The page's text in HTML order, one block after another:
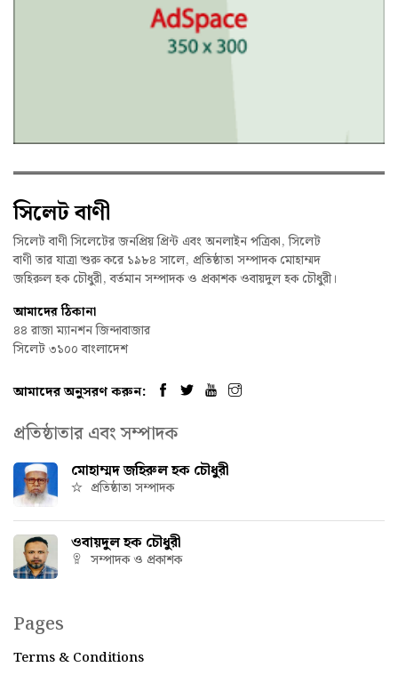
সিলেট বাণী
সিলেট বাণী সিলেটের জনপ্রিয় প্রিন্ট এবং অনলাইন পত্রিকা, সিলেট
বাণী তার যাত্রা শুরু করে ১৯৮৪ সালে, প্রতিষ্ঠাতা সম্পাদক মোহাম্মদ
জহিরুল হক চৌধুরী, বর্তমান সম্পাদক ও প্রকাশক ওবায়দুল হক চৌধুরী।
আমাদের ঠিকানা
৪৪ রাজা ম্যানশন জিন্দাবাজার
সিলেট ৩১০০ বাংলাদেশ
আমাদের অনুসরণ করুন:
প্রতিষ্ঠাতার এবং সম্পাদক
মোহাম্মদ জহিরুল হক চৌধুরী
প্রতিষ্ঠাতা সম্পাদক
ওবায়দুল হক চৌধুরী
সম্পাদক ও প্রকাশক
Pages
Terms & Conditions